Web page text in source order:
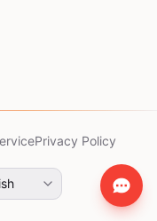
Privacy Policy